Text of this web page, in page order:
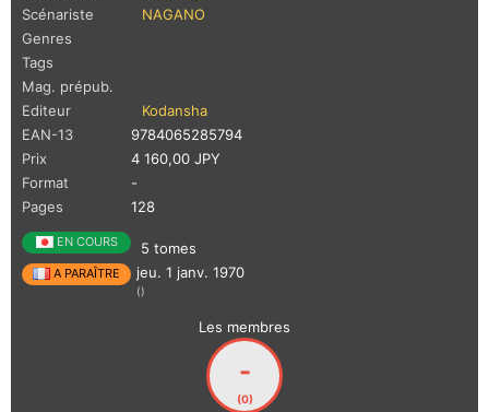
Scénariste
NAGANO
Genres
Tags
Mag. prépub.
Editeur
Kodansha
EAN-13
9784065285794
Prix
4 160,00 JPY
Format
-
Pages
128
EN COURS 5 tomes
A PARAÎTRE jeu. 1 janv. 1970
()
Les membres
-
(0)